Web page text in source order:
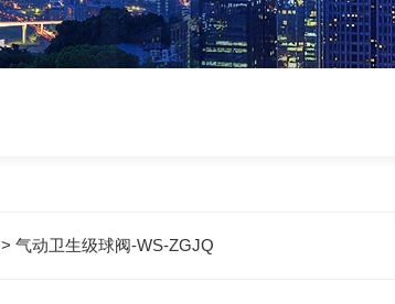
> 气动卫生级球阀-WS-ZGJQ